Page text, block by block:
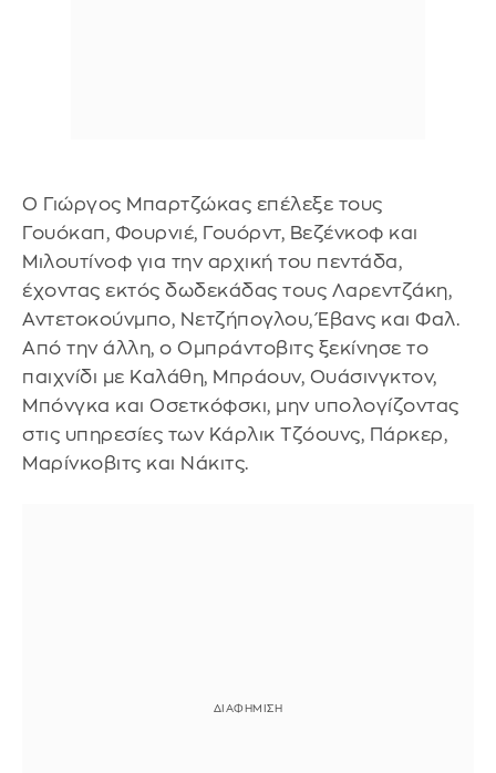
O Γιώργος Μπαρτζώκας επέλεξε τους
Γουόκαπ, Φουρνιέ, Γουόρντ, Βεζένκοφ και
Μιλουτίνοφ για την αρχική του πεντάδα,
έχοντας εκτός δωδεκάδας τους Λαρεντζάκη,
Αντετοκούνμπο, Νετζήπογλου, Έβανς και Φαλ.
Από την άλλη, ο Ομπράντοβιτς ξεκίνησε το
παιχνίδι με Καλάθη, Μπράουν, Ουάσινγκτον,
Μπόνγκα και Οσετκόφσκι, μην υπολογίζοντας
στις υπηρεσίες των Κάρλικ Τζόουνς, Πάρκερ,
Μαρίνκοβιτς και Νάκιτς.